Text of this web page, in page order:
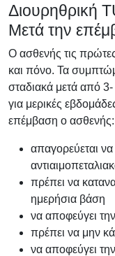
Διουρηθρική
Μετά την
Ο ασθενής τις
και πόνο. Τα
σταδιακά μετά από
για μερικές
επέμβαση ο ασθενής:
απαγορεύεται να
πρέπει να
ημερήσια βάση
να αποφεύγει
πρέπει να μην
να αποφεύγει